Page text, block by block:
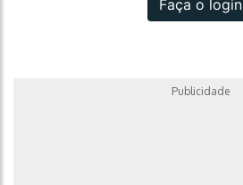
Faça o login
Publicidade